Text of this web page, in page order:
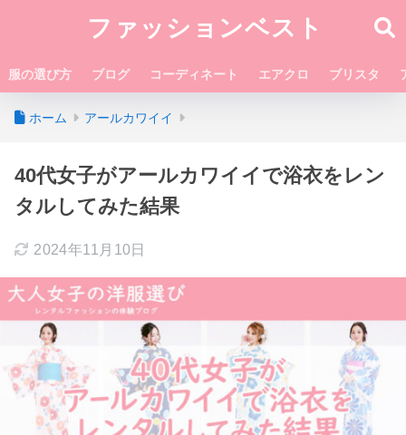
ファッションベスト
服の選び方 ブログ コーディネート エアクロ ブリスタ
ホーム アールカワイイ
40代女子がアールカワイイで浴衣をレン
タルしてみた結果
2024年11月10日